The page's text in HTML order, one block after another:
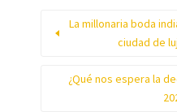
La millonaria boda
ciudad de
¿Qué nos espera la